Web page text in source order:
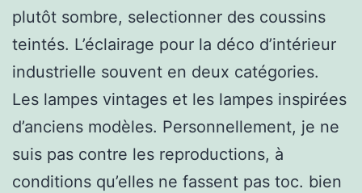
plutôt sombre, selectionner des coussins
teintés. L’éclairage pour la déco d’intérieur
industrielle souvent en deux catégories.
Les lampes vintages et les lampes inspirées
d’anciens modèles. Personnellement, je ne
suis pas contre les reproductions, à
conditions qu’elles ne fassent pas toc. bien